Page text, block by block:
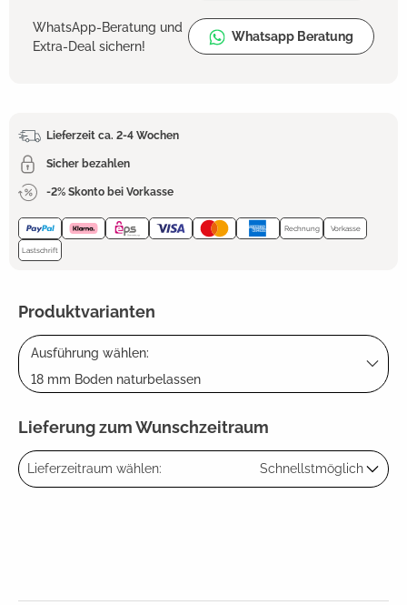
WhatsApp-Beratung und
Extra-Deal sichern!
Whatsapp Beratung
Lieferzeit ca. 2-4 Wochen
Sicher bezahlen
-2% Skonto bei Vorkasse
Rechnung Vorkasse
Lastschrift
Produktvarianten
Ausführung wählen:
18 mm Boden naturbelassen
Lieferung zum Wunschzeitraum
Lieferzeitraum wählen: Schnellstmöglich